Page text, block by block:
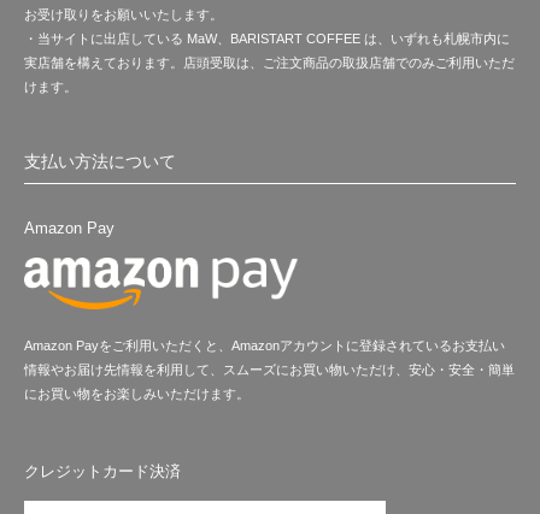
お受け取りをお願いいたします。
・当サイトに出店している MaW、BARISTART COFFEE は、いずれも札幌市内に
実店舗を構えております。店頭受取は、ご注文商品の取扱店舗でのみご利用いただ
けます。
支払い方法について
Amazon Pay
Amazon Payをご利用いただくと、Amazonアカウントに登録されているお支払い
情報やお届け先情報を利用して、スムーズにお買い物いただけ、安心・安全・簡単
にお買い物をお楽しみいただけます。
クレジットカード決済